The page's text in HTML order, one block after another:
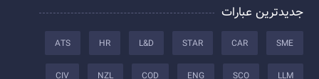
جدیدترین عبارات
SME
CAR
STAR
L&D
HR
ATS